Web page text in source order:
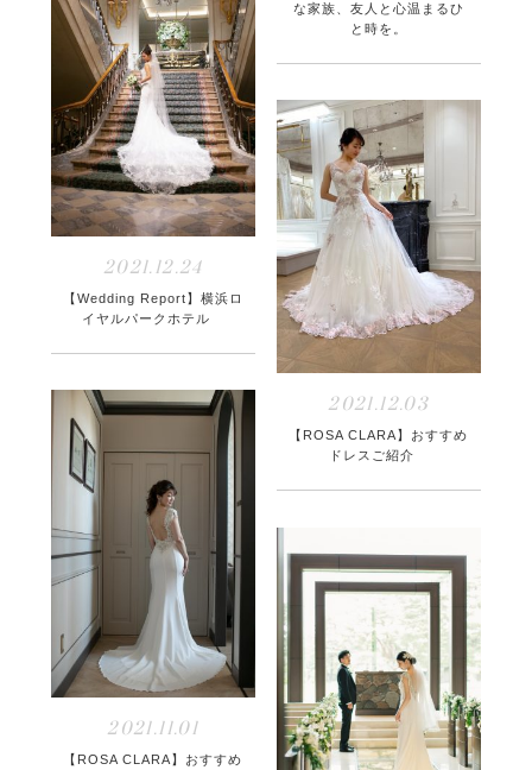
な家族、友人と心温まるひ
と時を。
2021.12.24
【Wedding Report】横浜ロ
イヤルパークホテル
2021.12.03
【ROSA CLARA】おすすめ
ドレスご紹介
2021.11.01
【ROSA CLARA】おすすめ